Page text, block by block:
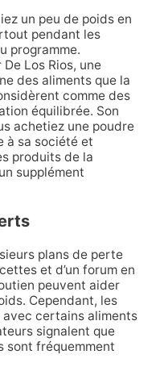
un peu de poids en
pendant les
programme.
Los Rios, une
des aliments que la
comme des
équilibrée. Son
achetiez une poudre
à sa société et
produits de la
supplément
plans de perte
et d’un forum en
peuvent aider
Cependant, les
avec certains aliments
signalent que
sont fréquemment